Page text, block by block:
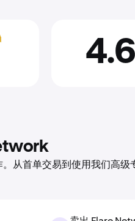
4.6
从首单交易到使用我们高